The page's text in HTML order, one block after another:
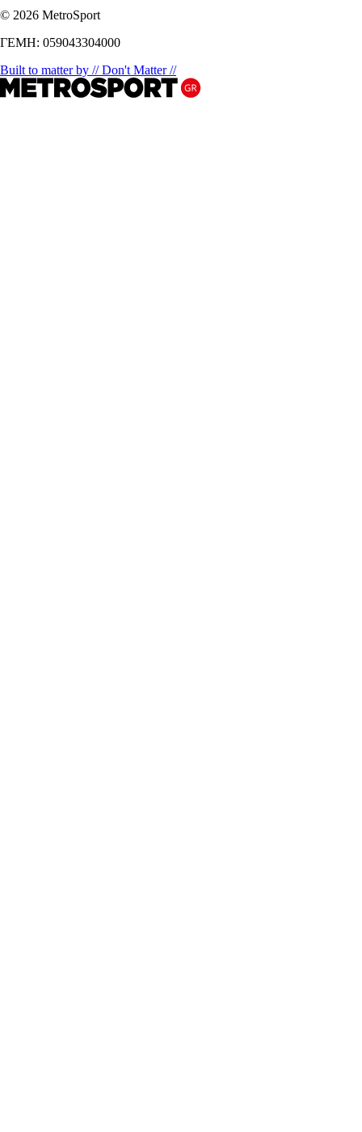
© 2026 MetroSport
ΓΕΜΗ: 059043304000
Built to matter by // Don't Matter //